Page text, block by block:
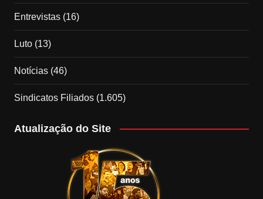
Entrevistas(16)
Luto(13)
Notícias(46)
Sindicatos Filiados(1.605)
Atualização do Site